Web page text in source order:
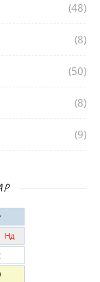
(48)
(8)
(50)
(8)
(9)
Нд